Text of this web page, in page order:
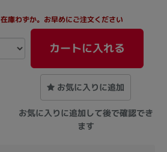
在庫わずか。お早めにご注文ください
カートに入れる
お気に入りに追加
お気に入りに追加して後で確認でき
ます